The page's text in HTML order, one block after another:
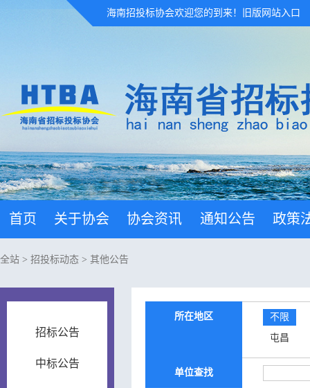
海南招投标协会欢迎您的到来！ 旧版网站入口
首页 关于协会 协会资讯 通知公告 政策
全站 > 招投标动态 > 其他公告
招标公告
中标公告
所在地区
不限
屯昌
单位查找